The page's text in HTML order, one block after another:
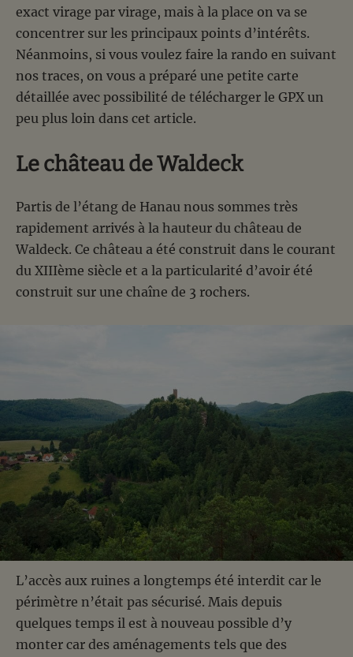
exact virage par virage, mais à la place on va se
concentrer sur les principaux points d’intérêts.
Néanmoins, si vous voulez faire la rando en suivant
nos traces, on vous a préparé une petite carte
détaillée avec possibilité de télécharger le GPX un
peu plus loin dans cet article.
Le château de Waldeck
Partis de l’étang de Hanau nous sommes très
rapidement arrivés à la hauteur du château de
Waldeck. Ce château a été construit dans le courant
du XIIIème siècle et a la particularité d’avoir été
construit sur une chaîne de 3 rochers.
L’accès aux ruines a longtemps été interdit car le
périmètre n’était pas sécurisé. Mais depuis
quelques temps il est à nouveau possible d’y
monter car des aménagements tels que des